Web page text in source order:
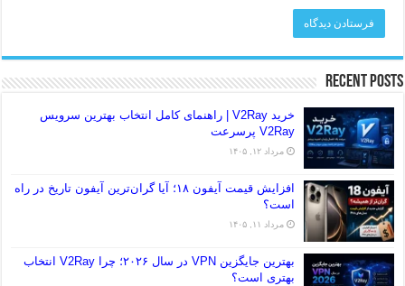
Recent Posts
خرید V2Ray | راهنمای کامل انتخاب بهترین سرویس
V2Ray پرسرعت
مرداد ۱۲, ۱۴۰۵
افزایش قیمت آیفون ۱۸؛ آیا گران‌ترین آیفون تاریخ در راه
است؟
مرداد ۱۱, ۱۴۰۵
بهترین جایگزین VPN در سال ۲۰۲۶؛ چرا V2Ray انتخاب
بهتری است؟